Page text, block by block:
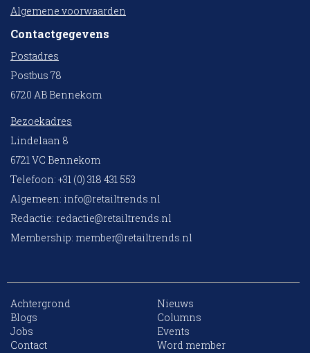
Algemene voorwaarden
Contactgegevens
Postadres
Postbus 78
6720 AB Bennekom
Bezoekadres
Lindelaan 8
6721 VC Bennekom
Telefoon: +31 (0) 318 431 553
Algemeen: info@retailtrends.nl
Redactie: redactie@retailtrends.nl
Membership: member@retailtrends.nl
Achtergrond
Nieuws
Blogs
Columns
Jobs
Events
Contact
Word member